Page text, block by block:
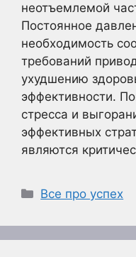
неотъемлемой
Постоянное
необходимость
требований
ухудшению
эффективности.
стресса и
эффективных
являются
Рубрики
Все про успех